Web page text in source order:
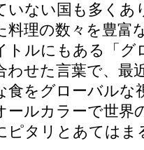
いない国も多くあ
料理の数々を豊富
トルにもある「グ
わせた言葉で、最
食をグローバルな
ールカラーで世界
ピタリとあてはま